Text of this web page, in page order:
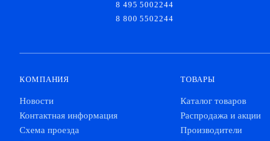
8 495 5002244
8 800 5502244
КОМПАНИЯ
Новости
Контактная информация
Схема проезда
ТОВАРЫ
Каталог товаров
Распродажа и акции
Производители